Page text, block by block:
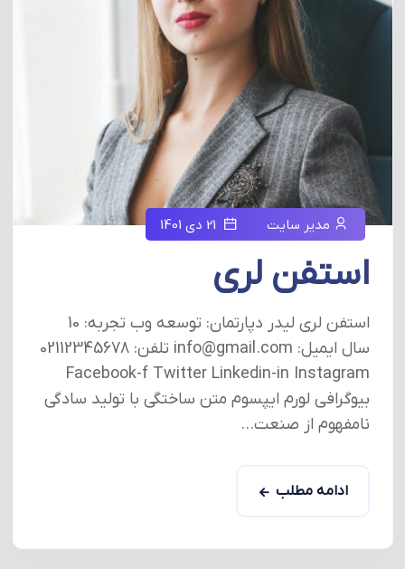
مدیر سایت
استفن لری
استفن لری لیدر دپارتمان: توسعه وب تجربه: 10
سال ایمیل: info@gmail.com تلفن: 02112345678
Facebook-f Twitter Linkedin-in Instagram
بیوگرافی لورم ایپسوم متن ساختگی با تولید سادگی
نامفهوم از صنعت...
ادامه مطلب